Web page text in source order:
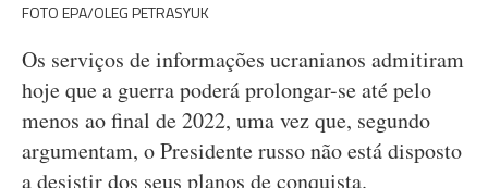
FOTO EPA/OLEG PETRASYUK
Os serviços de informações ucranianos admitiram
hoje que a guerra poderá prolongar-se até pelo
menos ao final de 2022, uma vez que, segundo
argumentam, o Presidente russo não está disposto
a desistir dos seus planos de conquista.